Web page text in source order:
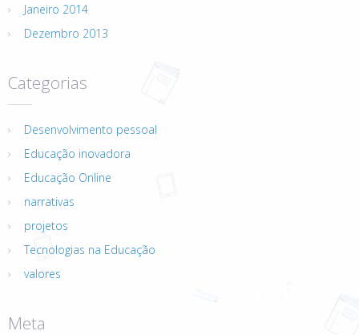
Janeiro 2014
Dezembro 2013
Categorias
Desenvolvimento pessoal
Educação inovadora
Educação Online
narrativas
projetos
Tecnologias na Educação
valores
Meta